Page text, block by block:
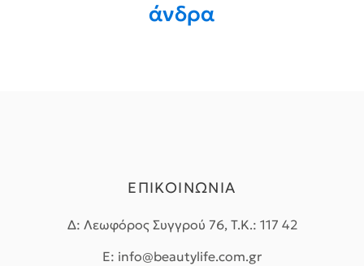
άνδρα
ΕΠΙΚΟΙΝΩΝΙΑ
Δ: Λεωφόρος Συγγρού 76, Τ.Κ.: 117 42
E: info@beautylife.com.gr